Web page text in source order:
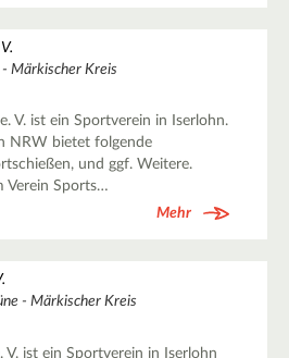
Märkischer Kreis
V. ist ein Sportverein in Iserlohn.
NRW bietet folgende
und ggf. Weitere.
Verein Sports…
Mehr
- Märkischer Kreis
ist ein Sportverein in Iserlohn